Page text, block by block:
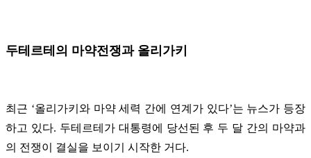
두테르테의 마약전쟁과 올리가키
최근 ‘올리가키와 마약 세력 간에 연계가 있다’는 뉴스가 등장
하고 있다. 두테르테가 대통령에 당선된 후 두 달 간의 마약과
의 전쟁이 결실을 보이기 시작한 거다.